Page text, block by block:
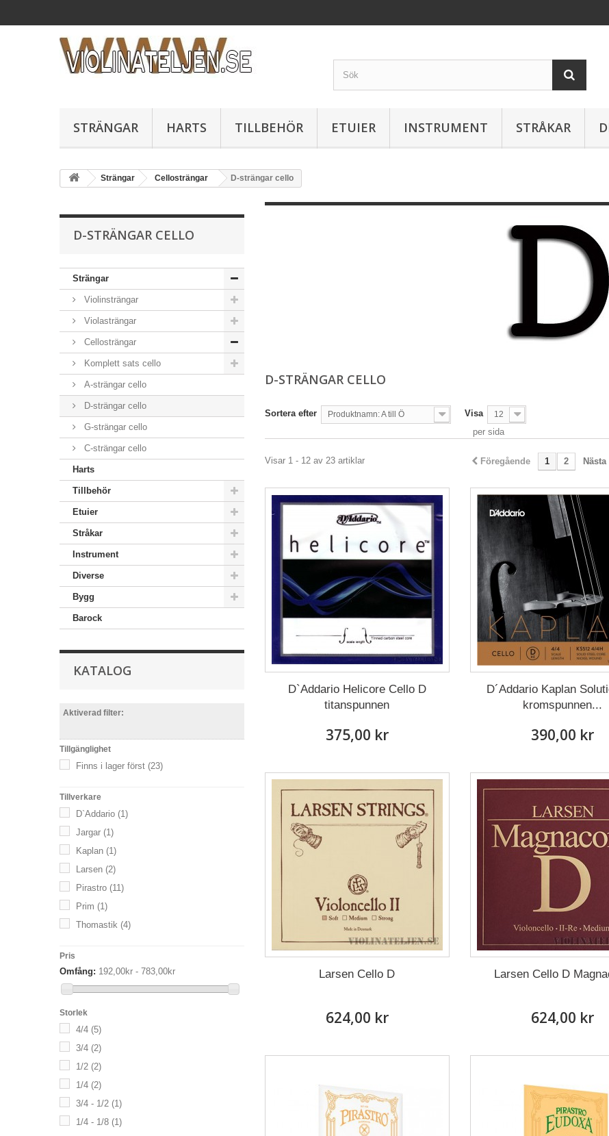
STRÄNGAR HARTS TILLBEHÖR ETUIER INSTRUMENT STRÅKAR
Strängar Cellosträngar D-strängar cello
D-STRÄNGAR CELLO
Strängar
Violinsträngar
Violasträngar
Cellosträngar
Komplett sats cello
A-strängar cello
D-strängar cello
G-strängar cello
C-strängar cello
Harts
Tillbehör
Etuier
Stråkar
Instrument
Diverse
Bygg
Barock
KATALOG
Aktiverad filter:
Tillgänglighet
Finns i lager först (23)
Tillverkare
D`Addario (1)
Jargar (1)
Kaplan (1)
Larsen (2)
Pirastro (11)
Prim (1)
Thomastik (4)
Pris
Omfång: 192,00kr - 783,00kr
Storlek
4/4 (5)
3/4 (2)
1/2 (2)
1/4 (2)
3/4 - 1/2 (1)
1/4 - 1/8 (1)
D-STRÄNGAR CELLO
Sortera efter Produktnamn: A till Ö Visa 12
per sida
Föregående 1 2 Nästa
Visar 1 - 12 av 23 artiklar
D`Addario Helicore Cello D
titanspunnen
375,00 kr
D´Addario Kaplan
kromspunnen...
390,00 kr
Larsen Cello D
624,00 kr
Larsen Cello D
624,00 kr